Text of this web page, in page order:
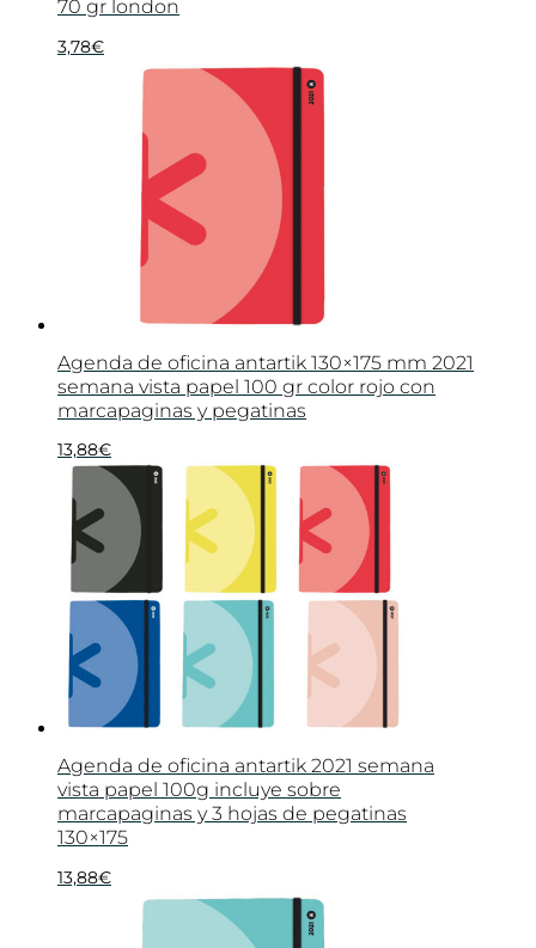
70 gr london
3,78€
Agenda de oficina antartik 130×175 mm 2021
semana vista papel 100 gr color rojo con
marcapaginas y pegatinas
13,88€
Agenda de oficina antartik 2021 semana
vista papel 100g incluye sobre
marcapaginas y 3 hojas de pegatinas
130×175
13,88€